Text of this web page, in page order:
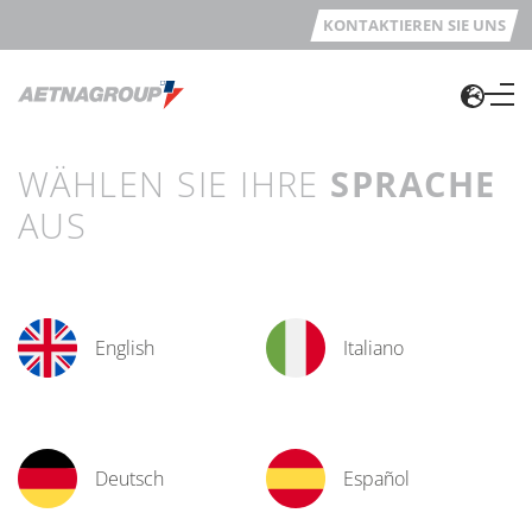
KONTAKTIEREN SIE UNS
WÄHLEN SIE IHRE SPRACHE
AUS
English Italiano
Deutsch Español